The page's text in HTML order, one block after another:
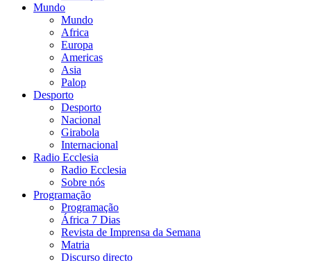
Mundo
Mundo
Africa
Europa
Americas
Asia
Palop
Desporto
Desporto
Nacional
Girabola
Internacional
Radio Ecclesia
Radio Ecclesia
Sobre nós
Programação
Programação
África 7 Dias
Revista de Imprensa da Semana
Matria
Discurso directo